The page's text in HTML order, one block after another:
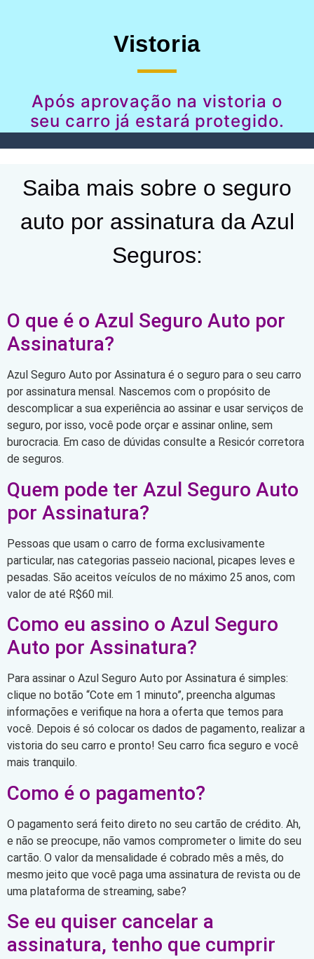
Vistoria
Após aprovação na vistoria o
seu carro já estará protegido.
Saiba mais sobre o seguro
auto por assinatura da Azul
Seguros:
O que é o Azul Seguro Auto por
Assinatura?
Azul Seguro Auto por Assinatura é o seguro para o seu carro
por assinatura mensal. Nascemos com o propósito de
descomplicar a sua experiência ao assinar e usar serviços de
seguro, por isso, você pode orçar e assinar online, sem
burocracia. Em caso de dúvidas consulte a Resicór corretora
de seguros.
Quem pode ter Azul Seguro Auto
por Assinatura?
Pessoas que usam o carro de forma exclusivamente
particular, nas categorias passeio nacional, picapes leves e
pesadas. São aceitos veículos de no máximo 25 anos, com
valor de até R$60 mil.
Como eu assino o Azul Seguro
Auto por Assinatura?
Para assinar o Azul Seguro Auto por Assinatura é simples:
clique no botão “Cote em 1 minuto”, preencha algumas
informações e verifique na hora a oferta que temos para
você. Depois é só colocar os dados de pagamento, realizar a
vistoria do seu carro e pronto! Seu carro fica seguro e você
mais tranquilo.
Como é o pagamento?
O pagamento será feito direto no seu cartão de crédito. Ah,
e não se preocupe, não vamos comprometer o limite do seu
cartão. O valor da mensalidade é cobrado mês a mês, do
mesmo jeito que você paga uma assinatura de revista ou de
uma plataforma de streaming, sabe?
Se eu quiser cancelar a
assinatura, tenho que cumprir